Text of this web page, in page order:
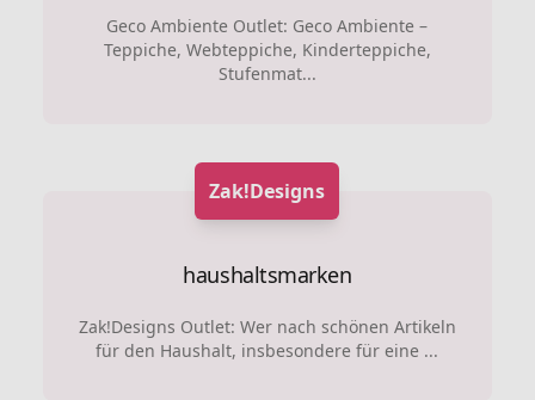
Geco Ambiente Outlet: Geco Ambiente –
Teppiche, Webteppiche, Kinderteppiche,
Stufenmat...
Zak!Designs
haushaltsmarken
Zak!Designs Outlet: Wer nach schönen Artikeln
für den Haushalt, insbesondere für eine ...